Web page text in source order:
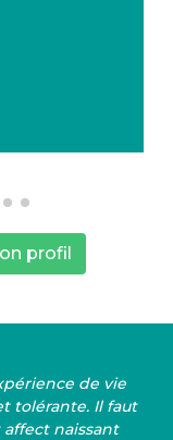
profil
de vie
tolérante. Il faut
naissant